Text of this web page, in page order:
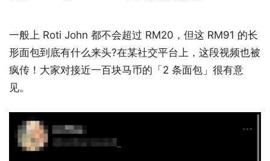
一般上 Roti John 都不会超过 RM20，但这 RM91 的长
形面包到底有什么来头?在某社交平台上，这段视频也被
疯传！大家对接近一百块马币的「2 条面包」很有意
见。